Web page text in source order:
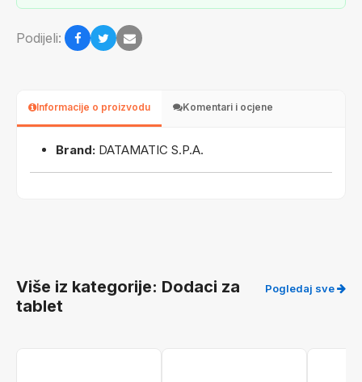
Podijeli:
Informacije o proizvodu Komentari i ocjene
Brand: DATAMATIC S.P.A.
Više iz kategorije: Dodaci za
tablet
Pogledaj sve